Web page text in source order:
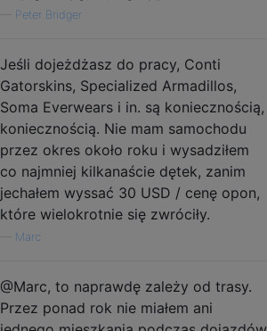
Peter Bridger
Jeśli dojeżdżasz do pracy, Conti
Gatorskins, Specialized Armadillos,
Soma Everwears i in. są koniecznością,
koniecznością. Nie mam samochodu
przez okres około roku i wysadziłem
co najmniej kilkanaście dętek, zanim
jechałem wyssać 30 USD / cenę opon,
które wielokrotnie się zwróciły.
Marc
@Marc, to naprawdę zależy od trasy.
Przez ponad rok nie miałem ani